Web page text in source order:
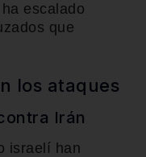
escalado
que
los ataques
Irán
israelí han